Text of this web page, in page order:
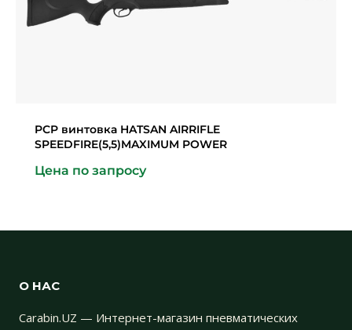
PCP винтовка HATSAN AIRRIFLE
SPEEDFIRE(5,5)MAXIMUM POWER
Цена по запросу
О НАС
Carabin.UZ — Интернет-магазин пневматических